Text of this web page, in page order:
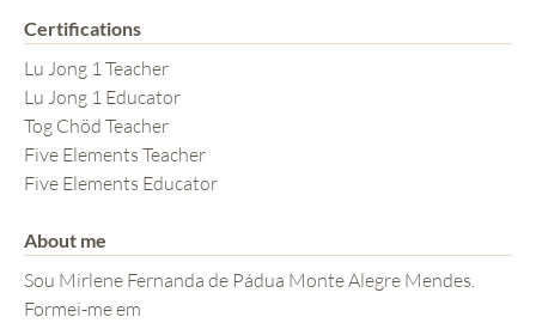
Certifications
Lu Jong 1 Teacher
Lu Jong 1 Educator
Tog Chöd Teacher
Five Elements Teacher
Five Elements Educator
About me
Sou Mirlene Fernanda de Pádua Monte Alegre Mendes.
Formei-me em